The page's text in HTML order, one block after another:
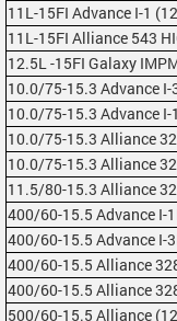
11L-15FI Advance I-1
11L-15FI Alliance 543
12.5L -15FI Galaxy
10.0/75-15.3 Advance I-
10.0/75-15.3 Advance I-
10.0/75-15.3 Alliance
10.0/75-15.3 Alliance
11.5/80-15.3 Alliance
400/60-15.5 Advance I-
400/60-15.5 Advance I-
400/60-15.5 Alliance
400/60-15.5 Alliance
500/60-15.5 Alliance